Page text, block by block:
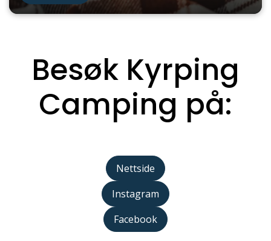
Besøk Kyrping
Camping på:
Nettside
Instagram
Facebook